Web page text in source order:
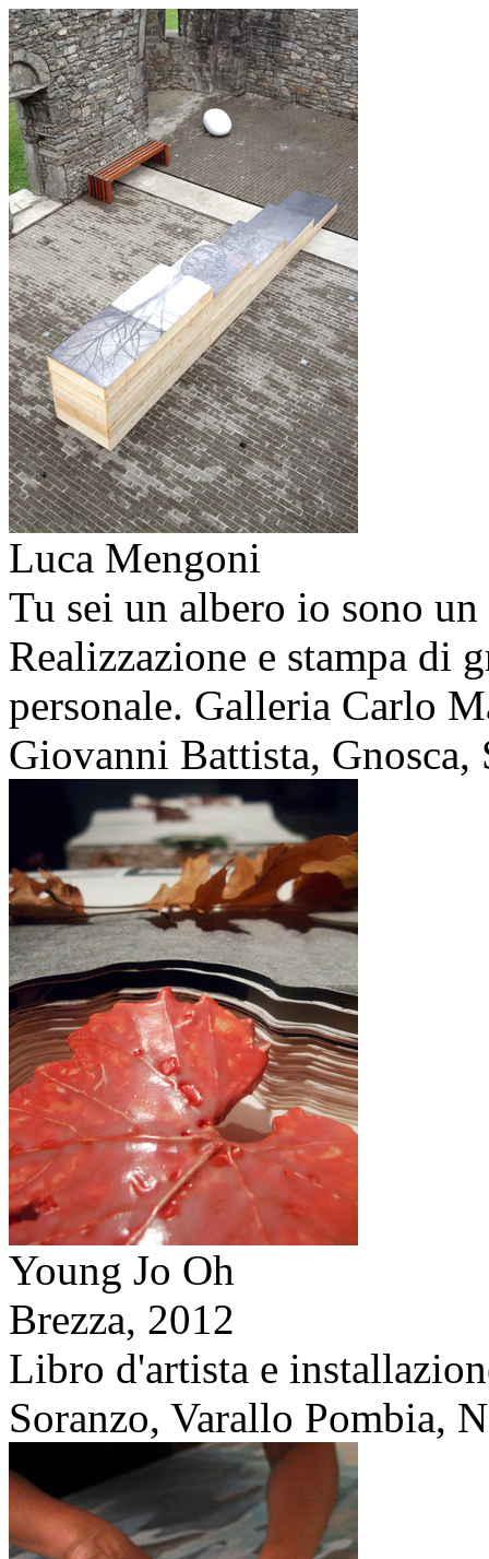
Luca Mengoni
Tu sei un albero io sono un
Realizzazione e stampa di
personale. Galleria Carlo
Giovanni Battista, Gnosca,
Young Jo Oh
Brezza, 2012
Libro d'artista e
Soranzo, Varallo Pombia,